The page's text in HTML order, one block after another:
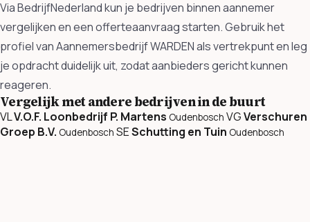
Via BedrijfNederland kun je bedrijven binnen aannemer
vergelijken en een offerteaanvraag starten. Gebruik het
profiel van Aannemersbedrijf WARDEN als vertrekpunt en leg
je opdracht duidelijk uit, zodat aanbieders gericht kunnen
reageren.
Vergelijk met andere bedrijven in de buurt
VLV.O.F. Loonbedrijf P. Martens Oudenbosch VGVerschuren
Groep B.V. Oudenbosch SESchutting en Tuin Oudenbosch